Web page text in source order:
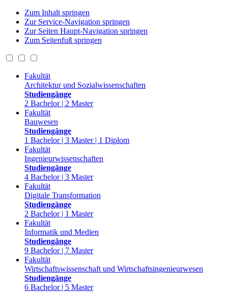
Zum Inhalt springen
Zur Service-Navigation springen
Zur Seiten Haupt-Navigation springen
Zum Seitenfuß springen
Fakultät
Architektur und Sozialwissenschaften
Studiengänge
2 Bachelor | 2 Master
Fakultät
Bauwesen
Studiengänge
1 Bachelor | 3 Master | 1 Diplom
Fakultät
Ingenieurwissenschaften
Studiengänge
4 Bachelor | 3 Master
Fakultät
Digitale Transformation
Studiengänge
2 Bachelor | 1 Master
Fakultät
Informatik und Medien
Studiengänge
9 Bachelor | 7 Master
Fakultät
Wirtschaftswissenschaft und Wirtschaftsingenieurwesen
Studiengänge
6 Bachelor | 5 Master